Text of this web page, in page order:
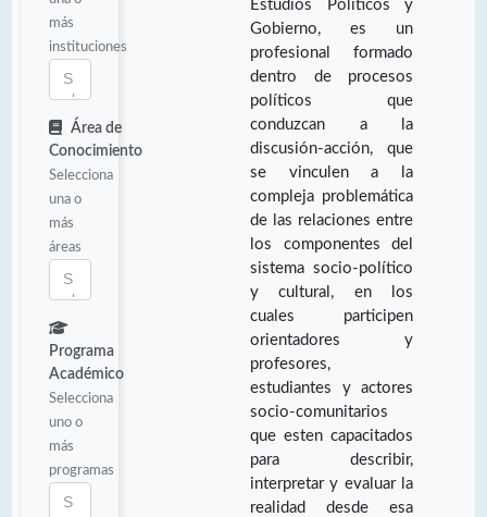
más
instituciones
Área de
Conocimiento
Selecciona
una o
más
áreas
Programa
Académico
Selecciona
uno o
más
programas
Estudios Políticos y
Gobierno, es un
profesional formado
dentro de procesos
políticos que
conduzcan a la
discusión-acción, que
se vinculen a la
compleja problemática
de las relaciones entre
los componentes del
sistema socio-político
y cultural, en los
cuales participen
orientadores y
profesores,
estudiantes y actores
socio-comunitarios
que esten capacitados
para describir,
interpretar y evaluar la
realidad desde esa